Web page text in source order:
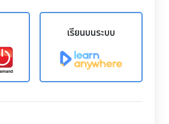
เรียนบนระบบ